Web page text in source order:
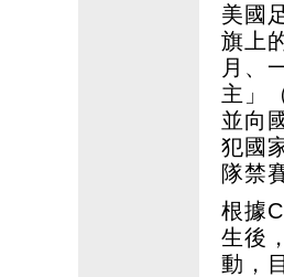
美國
旗上
月、
主」
並向
犯國
隊禁
根據
生後
動，